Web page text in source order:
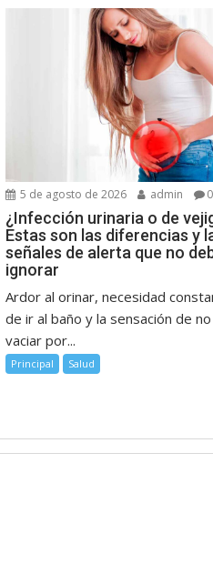
5 de agosto de 2026 admin 0
¿Infección urinaria o de
Estas son las diferencias y
señales de alerta que no
ignorar
Ardor al orinar, necesidad
de ir al baño y la sensación de no
vaciar por...
Principal Salud